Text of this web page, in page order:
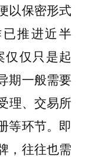
以保密形式
推进近半
仅仅只是起
期一般需要
理、交易所
等环节。即
，往往也需